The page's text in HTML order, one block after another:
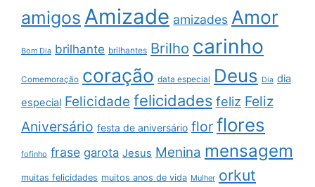
amigos Amizade amizades Amor
Bom Dia brilhante brilhantes Brilho carinho
Comemoração coração data especial Deus Dia dia
especial Felicidade felicidades feliz Feliz
Aniversário festa de aniversário flor flores
fofinho frase garota Jesus Menina mensagem
muitas felicidades muitos anos de vida Mulher orkut